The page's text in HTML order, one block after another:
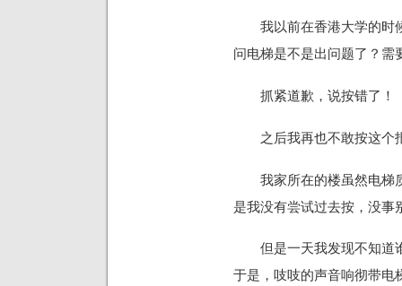
我以前在香港大学的时
问电梯是不是出问题了？需
抓紧道歉，说按错了！
之后我再也不敢按这个
我家所在的楼虽然电梯
是我没有尝试过去按，没事
但是一天我发现不知道
于是，吱吱的声音响彻带电